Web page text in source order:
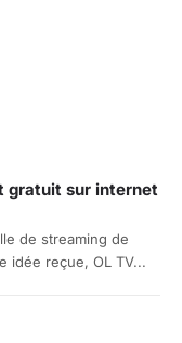
gratuit sur internet
de streaming de
idée reçue, OL TV...